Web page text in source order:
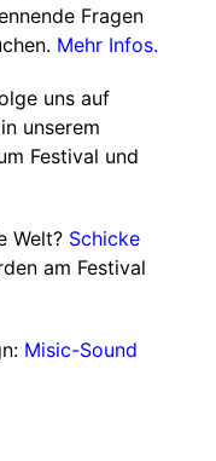
Fragen
Mehr Infos.
uns auf
unserem
Festival und
Welt? Schicke
am Festival
Misic-Sound